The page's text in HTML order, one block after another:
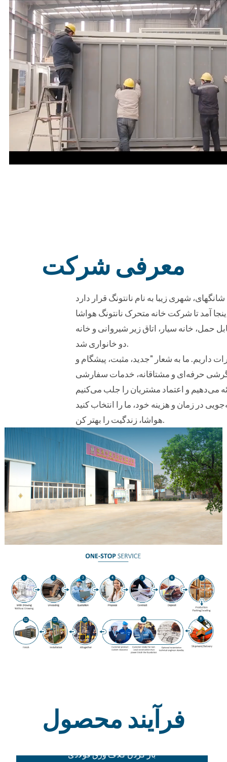
معرفی شرکت
طول می‌کشد. در سال ۲۰۰۵، آقای گائو گوهوا با اشتیاق به اینجا آمد تا شرکت خانه متحرک نانتونگ هواشا
حمل، خانه سیار، اتاق زیر شیروانی و خانه
دو خانواری شد.
صادرات داریم. ما به شعار "جدید، مثبت، پیشگام و
نگرشی حرفه‌ای و مشتاقانه، خدمات سفارشی
هواشا، زندگیت را بهتر کن.
فرآیند محصول
باز کردن کلاف ورق فولادی